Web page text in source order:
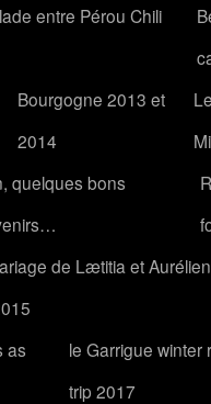
entre Pérou Chili
Bourgogne 2013 et
2014
quelques bons
de Lætitia et
as
le Garrigue winter
trip 2017